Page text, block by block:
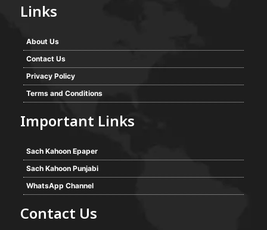
Links
About Us
Contact Us
Privacy Policy
Terms and Conditions
Important Links
Sach Kahoon Epaper
Sach Kahoon Punjabi
WhatsApp Channel
Contact Us